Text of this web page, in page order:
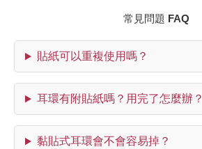
常見問題 FAQ
貼紙可以重複使用嗎？
耳環有附貼紙嗎？用完了怎麼辦？
黏貼式耳環會不會容易掉？